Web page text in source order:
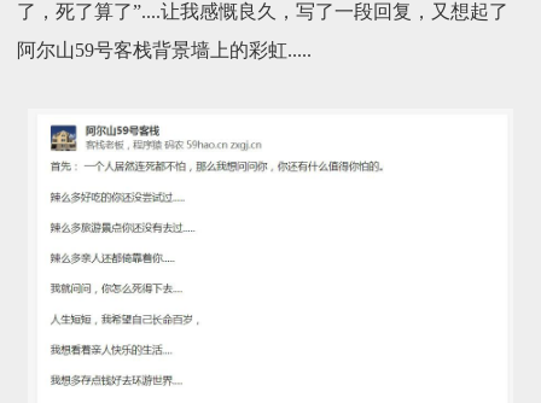
了，死了算了”....让我感慨良久，写了一段回复，又想起了
阿尔山59号客栈背景墙上的彩虹.....